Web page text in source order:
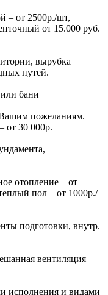
– от 2500р./шт,
от 15.000 руб.
вырубка
путей.
бани
пожеланиям.
от 30 000р.
отопление – от
пол – от 1000р./
подготовки, внутр.
вентиляция –
исполнения и видами